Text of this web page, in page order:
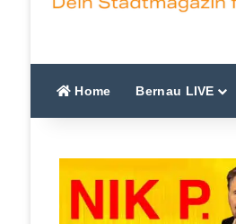
Home Bernau LIVE